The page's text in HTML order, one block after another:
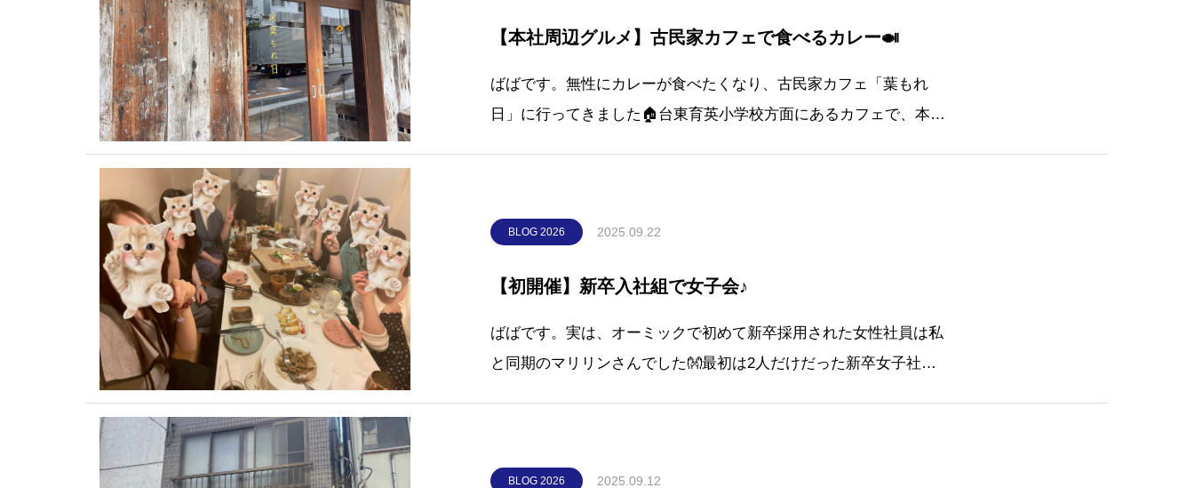
【本社周辺グルメ】古民家カフェで食べるカレー🍛
ばばです。無性にカレーが食べたくなり、古民家カフェ「葉もれ
日」に行ってきました🏠台東育英小学校方面にあるカフェで、本社
BLOG 2026 2025.09.22
【初開催】新卒入社組で女子会♪
ばばです。実は、オーミックで初めて新卒採用された女性社員は私
と同期のマリリンさんでした👐最初は2人だけだった新卒女子社員
BLOG 2026 2025.09.12